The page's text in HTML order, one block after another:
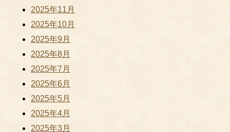
2025年11月
2025年10月
2025年9月
2025年8月
2025年7月
2025年6月
2025年5月
2025年4月
2025年3月